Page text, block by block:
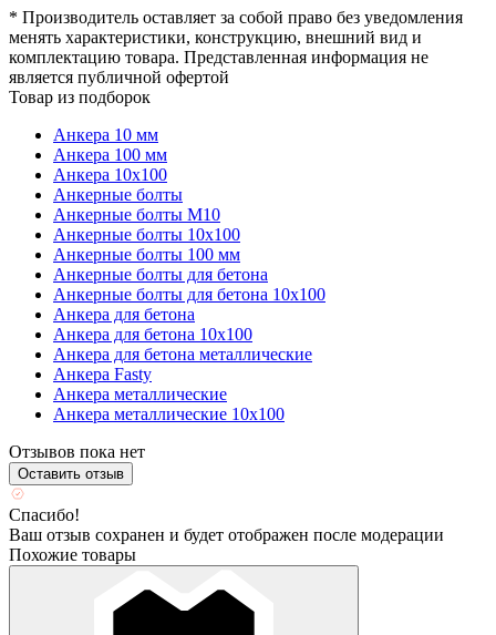
* Производитель оставляет за собой право без уведомления
менять характеристики, конструкцию, внешний вид и
комплектацию товара. Представленная информация не
является публичной офертой
Товар из подборок
Анкера 10 мм
Анкера 100 мм
Анкера 10х100
Анкерные болты
Анкерные болты М10
Анкерные болты 10х100
Анкерные болты 100 мм
Анкерные болты для бетона
Анкерные болты для бетона 10х100
Анкера для бетона
Анкера для бетона 10х100
Анкера для бетона металлические
Анкера Fasty
Анкера металлические
Анкера металлические 10х100
Отзывов пока нет
Оставить отзыв
Спасибо!
Ваш отзыв сохранен и будет отображен после модерации
Похожие товары